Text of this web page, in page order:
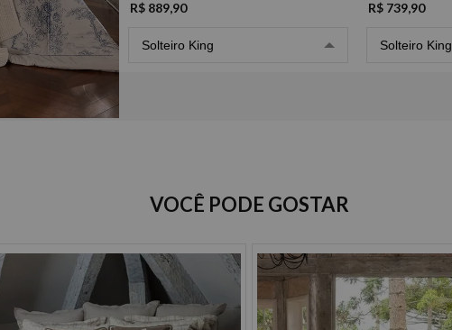
Opções de Parcelamento
Cartão de crédito
à vista R$ 889,90
R$ 889,90
Solteiro King
R$ 739,90
Solteiro King
VOCÊ PODE GOSTAR